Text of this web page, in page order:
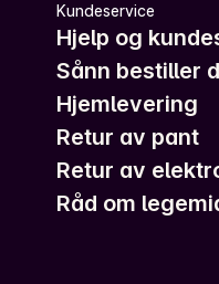
Kundeservice
Hjelp og
Sånn bestiller
Hjemlevering
Retur av pant
Retur av
Råd om